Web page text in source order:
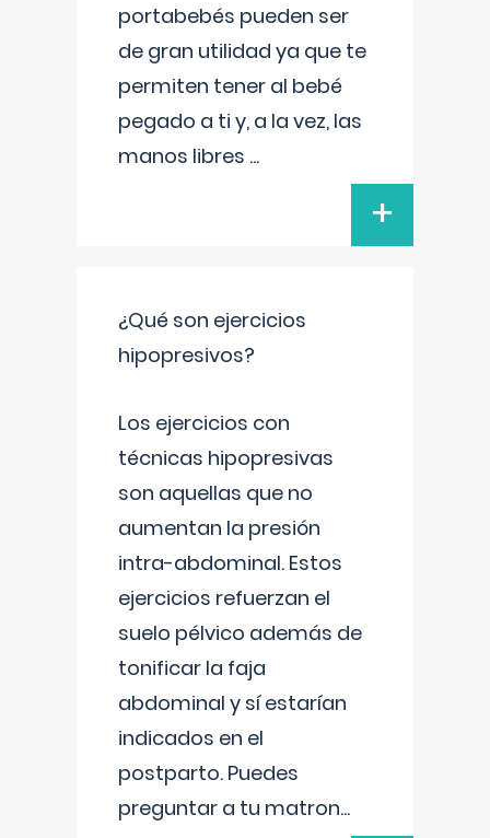
portabebés pueden ser
de gran utilidad ya que te
permiten tener al bebé
pegado a ti y, a la vez, las
manos libres ...
+
¿Qué son ejercicios
hipopresivos?
Los ejercicios con
técnicas hipopresivas
son aquellas que no
aumentan la presión
intra-abdominal. Estos
ejercicios refuerzan el
suelo pélvico además de
tonificar la faja
abdominal y sí estarían
indicados en el
postparto. Puedes
preguntar a tu matron...